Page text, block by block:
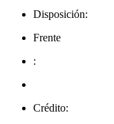
Disposición:
Frente
:
Crédito: